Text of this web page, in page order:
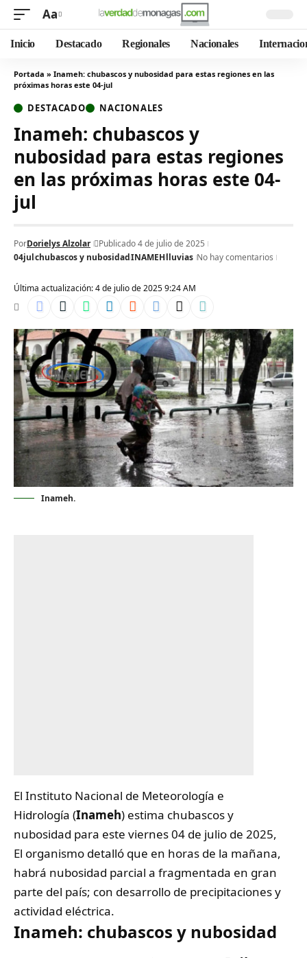
Aa
Inicio Destacado Regionales Nacionales
Portada » Inameh: chubascos y nubosidad para estas regiones en las
próximas horas este 04-jul
DESTACADO NACIONALES
Inameh: chubascos y
nubosidad para estas regiones
en las próximas horas este 04-
jul
Última actualización: 4 de julio de 2025 9:24 AM
PorDorielys Alzolar
Publicado 4 de julio de 2025
04julchubascos y nubosidadINAMEHlluvias No hay comentarios
Inameh.
El Instituto Nacional de Meteorología e
Hidrología (Inameh) estima chubascos y
nubosidad para este viernes 04 de julio de 2025,
El organismo detalló que en horas de la mañana,
habrá nubosidad parcial a fragmentada en gran
parte del país; con desarrollo de precipitaciones y
actividad eléctrica.
Inameh: chubascos y nubosidad